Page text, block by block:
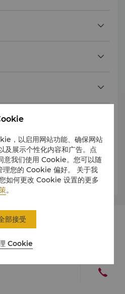
邮政编码 50088
，以启用网站功能、确保网站
及展示个性化内容和广告。点
意我们使用 Cookie。您可以随
理您的 Cookie 偏好。 关于我
如何更改 Cookie 设置的更多
。
Cookie
部接受